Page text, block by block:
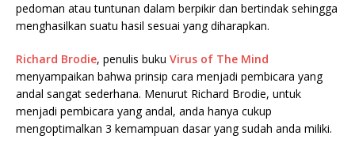
pedoman atau tuntunan dalam berpikir dan bertindak sehingga
menghasilkan suatu hasil sesuai yang diharapkan.
Richard Brodie, penulis buku Virus of The Mind
menyampaikan bahwa prinsip cara menjadi pembicara yang
andal sangat sederhana. Menurut Richard Brodie, untuk
menjadi pembicara yang andal, anda hanya cukup
mengoptimalkan 3 kemampuan dasar yang sudah anda miliki.